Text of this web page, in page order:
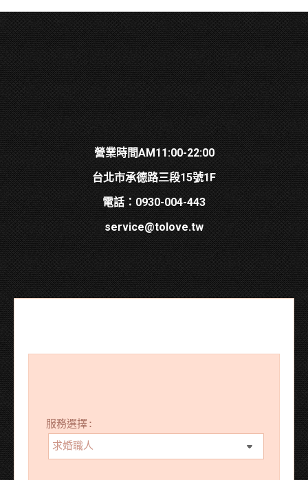
營業時間AM11:00-22:00
台北市承德路三段15號1F
電話：0930-004-443
service@tolove.tw
服務選擇: